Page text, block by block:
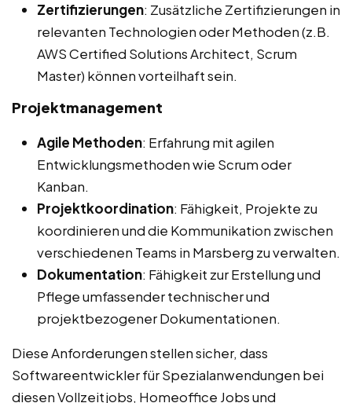
Zertifizierungen: Zusätzliche Zertifizierungen in
relevanten Technologien oder Methoden (z.B.
AWS Certified Solutions Architect, Scrum
Master) können vorteilhaft sein.
Projektmanagement
Agile Methoden: Erfahrung mit agilen
Entwicklungsmethoden wie Scrum oder
Kanban.
Projektkoordination: Fähigkeit, Projekte zu
koordinieren und die Kommunikation zwischen
verschiedenen Teams in Marsberg zu verwalten.
Dokumentation: Fähigkeit zur Erstellung und
Pflege umfassender technischer und
projektbezogener Dokumentationen.
Diese Anforderungen stellen sicher, dass
Softwareentwickler für Spezialanwendungen bei
diesen Vollzeitjobs, Homeoffice Jobs und